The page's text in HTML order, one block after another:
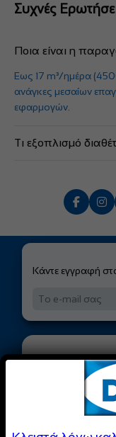
Συχνές
Ποια είναι η
Εως 17 m³/ημέρα
ανάγκες μεσαίων
εφαρμογών.
Τι εξοπλισμό
και ενδείξεις LED
Κάντε εγγραφή